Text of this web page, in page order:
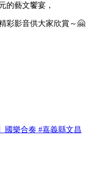
的藝文饗宴，
彩影音供大家欣賞～🤗
國樂合奏 #嘉義縣文昌